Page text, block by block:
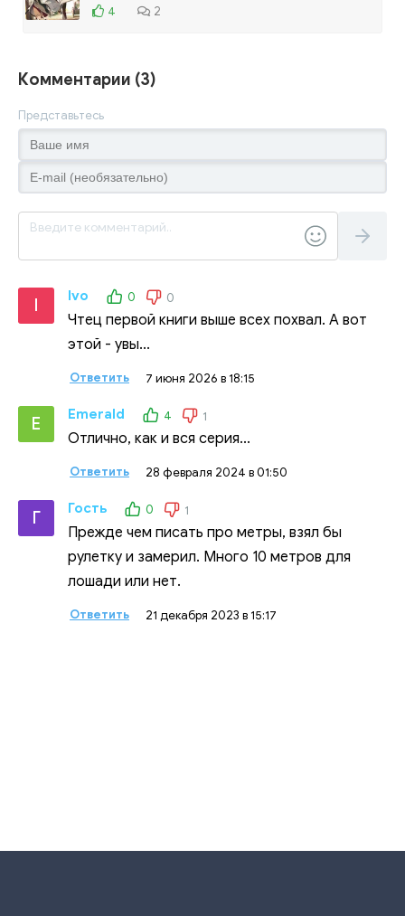
4
2
Комментарии (3)
Представьтесь
Ivo 0 0
Чтец первой книги выше всех похвал. А вот
этой - увы...
Ответить 7 июня 2026 в 18:15
E Emerald 4 1
Отлично, как и вся серия...
Ответить 28 февраля 2024 в 01:50
Г Гость 0 1
Прежде чем писать про метры, взял бы
рулетку и замерил. Много 10 метров для
лошади или нет.
Ответить 21 декабря 2023 в 15:17